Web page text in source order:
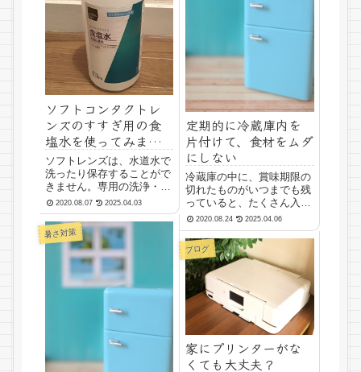
定期的に冷蔵庫内を
片付けて、食材をムダ
にしない
冷蔵庫の中に、賞味期限の
切れたものがいつまでも残
っていると、たくさん入っ
ているように見えるのに、
実際には使える物が少ない
ということがありますね。
使い切れないで傷んた食材
は廃棄することになるの
で、もったいないです。冷
蔵庫のそうじをすると、食
材...
2020.08.24 2025.04.06
ソフトコンタクトレ
ンズのすすぎ用の食
塩水を使ってみまし
た
ソフトレンズは、水道水で
洗ったり保存することがで
きません。専用の洗浄・保
存液を使うことになってい
ます。コンタクトレンズシ
ョップだけでなく、ドラッ
グストアなどでもコンタク
ト用の洗浄液を簡単に見つ
けることができます。目に
直接触れるものなので、
清...
2020.08.07 2025.04.03
暑さ対策
ブログ
家にプリンターがな
くても大丈夫？